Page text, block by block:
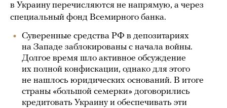
в Украину перечисляются не напрямую, а через
специальный фонд Всемирного банка.
Суверенные средства РФ в депозитариях
на Западе заблокированы с начала войны.
Долгое время шло активное обсуждение
их полной конфискации, однако для этого
не нашлось юридических оснований. В итоге
страны «большой семерки» договорились
кредитовать Украину и обеспечивать эти